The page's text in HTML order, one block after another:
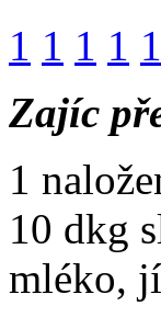
1 1 1 1 1
Zajíc
1
10 dkg
mléko,